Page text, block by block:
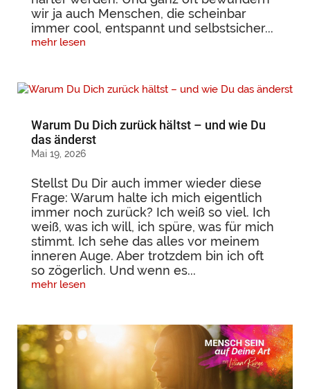
wir ja auch Menschen, die scheinbar
immer cool, entspannt und selbstsicher...
mehr lesen
Warum Du Dich zurück hältst – und wie Du
das änderst
Mai 19, 2026
Stellst Du Dir auch immer wieder diese
Frage: Warum halte ich mich eigentlich
immer noch zurück? Ich weiß so viel. Ich
weiß, was ich will, ich spüre, was für mich
stimmt. Ich sehe das alles vor meinem
inneren Auge. Aber trotzdem bin ich oft
so zögerlich. Und wenn es...
mehr lesen